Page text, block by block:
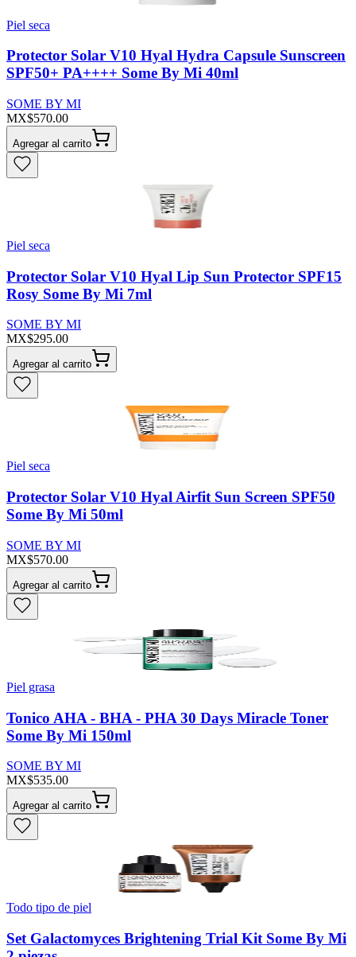
Piel seca
Protector Solar V10 Hyal Hydra Capsule Sunscreen
SPF50+ PA++++ Some By Mi 40ml
SOME BY MI
MX$570.00
Agregar al carrito
Piel seca
Protector Solar V10 Hyal Lip Sun Protector SPF15
Rosy Some By Mi 7ml
SOME BY MI
MX$295.00
Agregar al carrito
Piel seca
Protector Solar V10 Hyal Airfit Sun Screen SPF50
Some By Mi 50ml
SOME BY MI
MX$570.00
Agregar al carrito
Piel grasa
Tonico AHA - BHA - PHA 30 Days Miracle Toner
Some By Mi 150ml
SOME BY MI
MX$535.00
Agregar al carrito
Todo tipo de piel
Set Galactomyces Brightening Trial Kit Some By Mi